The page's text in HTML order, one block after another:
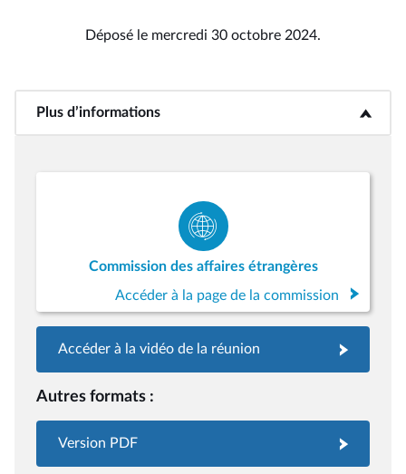
Déposé le mercredi 30 octobre 2024.
Plus d’informations<b>Plus d’informations</b>
Commission des affaires étrangères
Accéder à la page de la commission
Accéder à la vidéo de la réunion
Autres formats :
Version PDF